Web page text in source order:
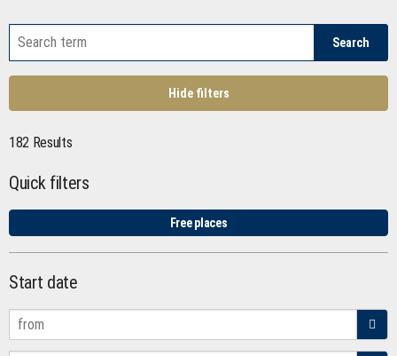
Search
Hide filters
182 Results
Quick filters
Free places
Start date